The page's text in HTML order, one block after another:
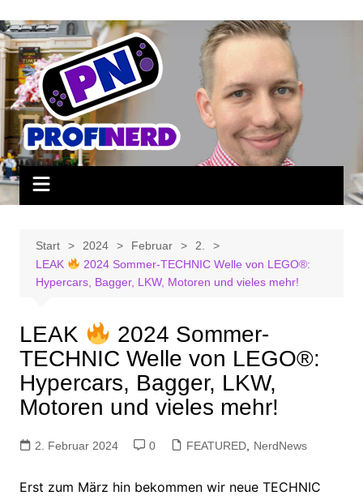
Inhalt
springen
Start 2024 Februar
2.
LEAK
2024 Sommer-TECHNIC Welle von LEGO®:
Hypercars, Bagger, LKW, Motoren und vieles mehr!
LEAK
2024 Sommer-
TECHNIC Welle von LEGO®:
Hypercars, Bagger, LKW,
Motoren und vieles mehr!
2. Februar 2024 0 FEATURED, NerdNews
Erst zum März hin bekommen wir neue TECHNIC